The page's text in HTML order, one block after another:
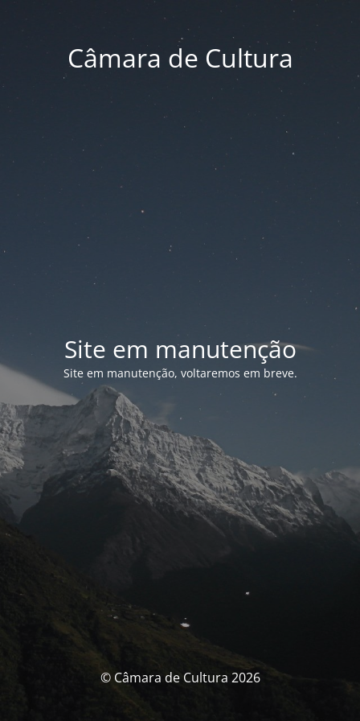
Câmara de Cultura
Site em manutenção
Site em manutenção, voltaremos em breve.
© Câmara de Cultura 2026